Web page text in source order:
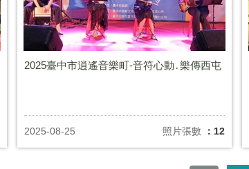
2025臺中市逍遙音樂町-音符心動․樂傳西屯
2025-08-25 照片張數 ：12